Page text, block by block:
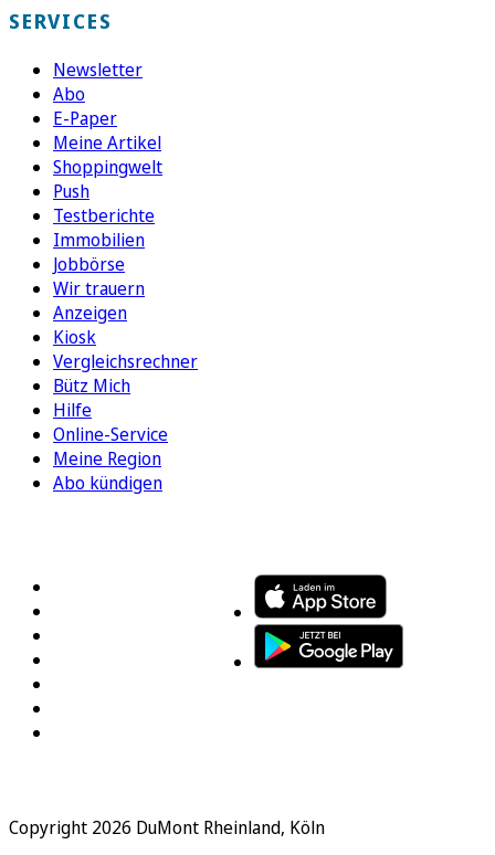
SERVICES
Newsletter
Abo
E-Paper
Meine Artikel
Shoppingwelt
Push
Testberichte
Immobilien
Jobbörse
Wir trauern
Anzeigen
Kiosk
Vergleichsrechner
Bütz Mich
Hilfe
Online-Service
Meine Region
Abo kündigen
Copyright 2026 DuMont Rheinland, Köln